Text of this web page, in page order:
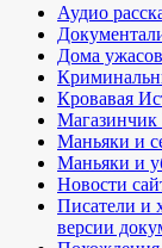
Аудио
Дома ужасов
Кровавая
Магазинчик
Маньяки и
Маньяки и
Новости
Писатели и
версии